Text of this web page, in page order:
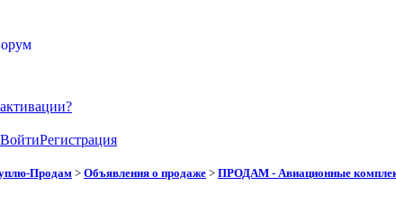
ВойтиРегистрация
Продам> Объявления о продаже > ПРОДАМ - Авиационные